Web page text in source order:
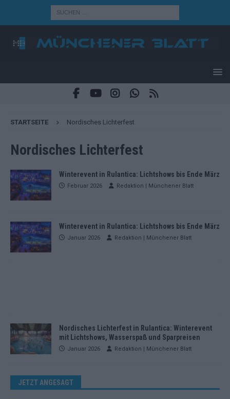
STARTSEITE Nordisches Lichterfest
Nordisches Lichterfest
Winterevent in Rulantica: Lichtshows bis Ende März
Februar 2026 Redaktion | Münchener Blatt
Winterevent in Rulantica: Lichtshows bis Ende März
Januar 2026 Redaktion | Münchener Blatt
Nordisches Lichterfest in Rulantica: Winterevent
mit Lichtshows, Wasserspaß und Sparpreisen
Januar 2026 Redaktion | Münchener Blatt
JETZT ANGESAGT